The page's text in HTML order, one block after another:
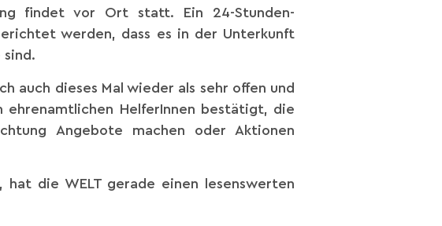
findet vor Ort statt. Ein 24-Stunden-
werden, dass es in der Unterkunft
sind.
auch dieses Mal wieder als sehr offen und
ehrenamtlichen HelferInnen bestätigt, die
Angebote machen oder Aktionen
die WELT gerade einen lesenswerten